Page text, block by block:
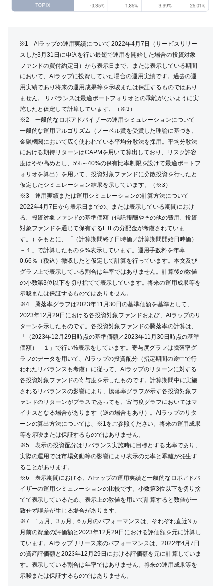
※1 AIラップの運用実績について 2022年4月7日（サービスリリー
スした3月31日に申込を行い最短で運用を開始した場合の投資対象
ファンドの買付約定日）から表示日まで、または表示している期間
において、AIラップに投資していた場合の運用実績です。過去の運
用実績であり将来の運用成果等を示唆または保証するものではあり
ません。 リバランスは最適ポートフォリオとの乖離がないように実
施したと仮定して計算しています。（※3）
※2 一般的なロボアドバイザーの運用シミュレーションについて
一般的な運用アルゴリズム（ノーベル賞を受賞した理論に基づき、
金融機関において広く使われている平均分散法を採用。平均分散法
における期待リターンはCAPMを用いて算出しており、リスク許容
度はやや高めとし、5%～40%の保有比率制限を設けて最適ポートフ
ォリオを算出）を用いて、投資対象ファンドに分散投資を行ったと
仮定したシミュレーション結果を示しています。（※3）
※3 運用実績または運用シミュレーションの計算方法について
2022年4月7日から表示日までの、または表示している期間におけ
る、投資対象ファンドの基準価額（信託報酬やその他の費用、投資
対象ファンドを通じて保有するETFの分配金が考慮されていま
す。）をもとに、「（計算期間終了日時価／計算期間開始日時価）
－１」で計算したものを%表示しています。運用手数料を年率
0.66％（税込）徴収したと仮定して計算を行っています。本文及び
グラフ上で表示している割合は年率ではありません。計算後の数値
の小数第3位以下を切り捨てて表示しています。将来の運用成果等を
示唆または保証するものではありません。
※4 騰落率グラフは2023年11月30日の基準価額を基準として、
2023年12月29日における各投資対象ファンドおよび、AIラップのリ
ターンを示したものです。各投資対象ファンドの騰落率の計算は、
「（2023年12月29日時点の基準価額／2023年11月30日時点の基準
価額）－１」で行い%表示をしています。寄与度グラフは騰落率グ
ラフのデータを用いて、AIラップの投資配分（指定期間の途中で行
われたリバランスも考慮）に従って、AIラップのリターンに対する
各投資対象ファンドの寄与度を示したものです。計算期間中に実施
されるリバランスの影響により、騰落率グラフが示す各投資対象フ
ァンドのリターンがプラスであっても、寄与度グラフにおいてはマ
イナスとなる場合があります（逆の場合もあり）。AIラップのリタ
ーンの算出方法については、※1をご参照ください。将来の運用成果
等を示唆または保証するものではありません。
※5 表示の投資配分はリバランス実施時に目標とする比率であり、
実際の運用では市場変動等の影響により表示の比率と乖離が発生す
ることがあります。
※6 表示期間における、AIラップの運用実績と一般的なロボアドバ
イザーの運用シミュレーションの比較です。小数第3位以下を切り捨
てて表示しているため、表示上の数値を用いて計算すると数値が一
致せず誤差が生じる場合があります。
※7 1ヵ月、3ヵ月、6ヵ月のパフォーマンスは、それぞれ直近Nヵ
月前の資産の評価額と2023年12月29日における評価額を元に計算し
ています。AIラップリリース来のパフォーマンスは、2022年4月7日
の資産評価額と2023年12月29日における評価額を元に計算していま
す。表示している割合は年率ではありません。将来の運用成果等を
示唆または保証するものではありません。